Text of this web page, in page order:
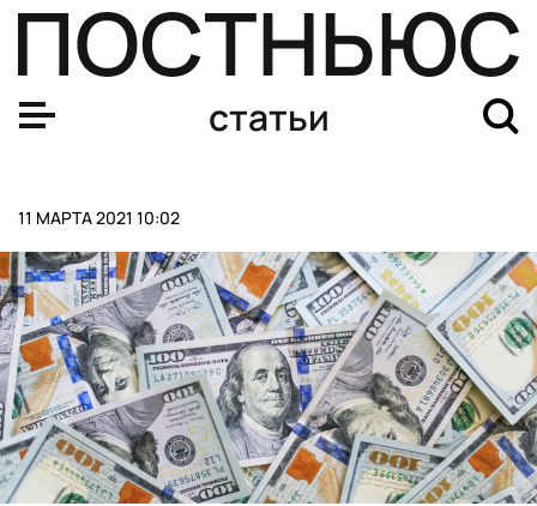
статьи
11 МАРТА 2021 10:02
Власти США выплатят большинству американцев $1400